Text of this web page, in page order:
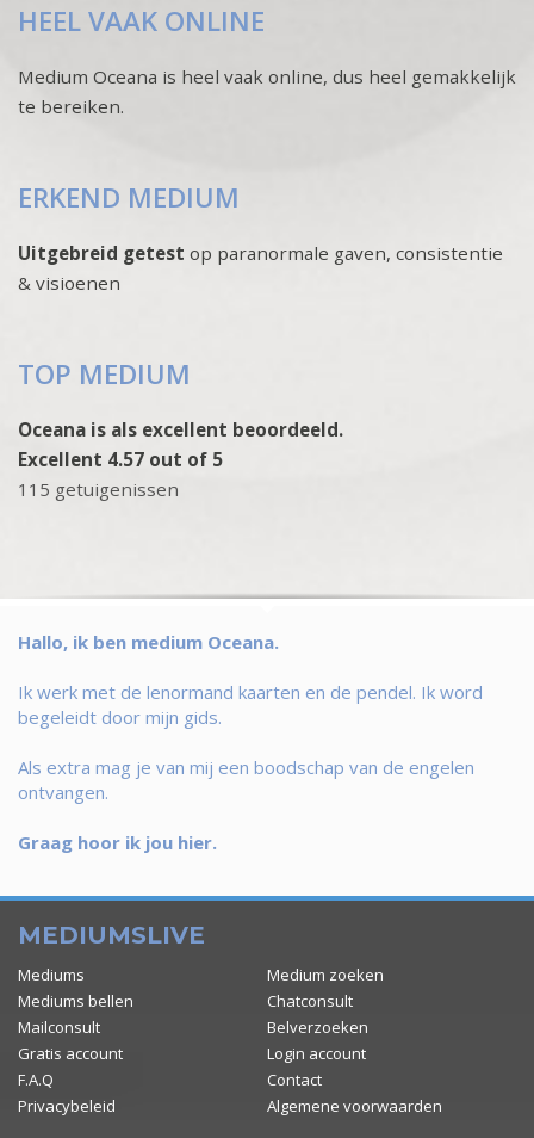
HEEL VAAK ONLINE
Medium Oceana is heel vaak online, dus heel gemakkelijk
te bereiken.
ERKEND MEDIUM
Uitgebreid getest op paranormale gaven, consistentie
& visioenen
TOP MEDIUM
Oceana is als excellent beoordeeld.
Excellent 4.57 out of 5
115 getuigenissen
Hallo, ik ben medium Oceana.
Ik werk met de lenormand kaarten en de pendel. Ik word
begeleidt door mijn gids.
Als extra mag je van mij een boodschap van de engelen
ontvangen.
Graag hoor ik jou hier.
MEDIUMSLIVE
Mediums
Medium zoeken
Mediums bellen
Chatconsult
Mailconsult
Belverzoeken
Gratis account
Login account
F.A.Q
Contact
Privacybeleid
Algemene voorwaarden